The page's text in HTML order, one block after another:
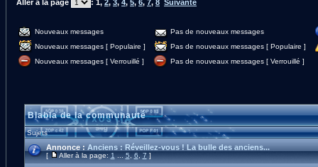
Aller à la page
: 1, 2, 3, 4, 5, 6, 7, 8 Suivante
Nouveaux messages
Pas de nouveaux messages
Nouveaux messages [ Populaire ]
Pas de nouveaux messages [ Populaire ]
Nouveaux messages [ Verrouillé ]
Pas de nouveaux messages [ Verrouillé ]
Blabla de la communauté
Sujets
Annonce : Anciens : Réveillez-vous ! La bulle des anciens...
[ Aller à la page:1...5,6,7]